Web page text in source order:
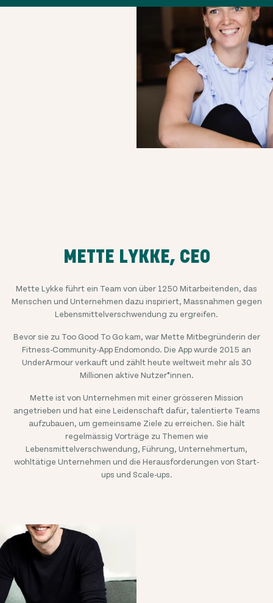
METTE LYKKE, CEO
Mette Lykke führt ein Team von über 1250 Mitarbeitenden, das
Menschen und Unternehmen dazu inspiriert, Massnahmen gegen
Lebensmittelverschwendung zu ergreifen.
Bevor sie zu Too Good To Go kam, war Mette Mitbegründerin der
Fitness-Community-App Endomondo. Die App wurde 2015 an
UnderArmour verkauft und zählt heute weltweit mehr als 30
Millionen aktive Nutzer*innen.
Mette ist von Unternehmen mit einer grösseren Mission
angetrieben und hat eine Leidenschaft dafür, talentierte Teams
aufzubauen, um gemeinsame Ziele zu erreichen. Sie hält
regelmässig Vorträge zu Themen wie
Lebensmittelverschwendung, Führung, Unternehmertum,
wohltätige Unternehmen und die Herausforderungen von Start-
ups und Scale-ups.